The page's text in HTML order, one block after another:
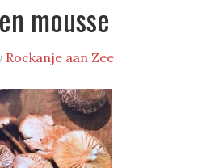
mousse
Rockanje aan Zee